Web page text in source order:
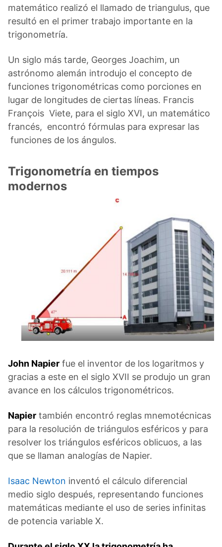
matemático realizó el llamado de triangulus, que
resultó en el primer trabajo importante en la
trigonometría.
Un siglo más tarde, Georges Joachim, un
astrónomo alemán introdujo el concepto de
funciones trigonométricas como porciones en
lugar de longitudes de ciertas líneas. Francis
François Viete, para el siglo XVI, un matemático
francés, encontró fórmulas para expresar las
funciones de los ángulos.
Trigonometría en tiempos
modernos
John Napier fue el inventor de los logaritmos y
gracias a este en el siglo XVII se produjo un gran
avance en los cálculos trigonométricos.
Napier también encontró reglas mnemotécnicas
para la resolución de triángulos esféricos y para
resolver los triángulos esféricos oblicuos, a las
que se llaman analogías de Napier.
Isaac Newton inventó el cálculo diferencial
medio siglo después, representando funciones
matemáticas mediante el uso de series infinitas
de potencia variable X.